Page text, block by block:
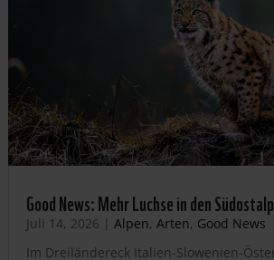
Good News: Mehr Luchse in den
Juli 14, 2026 | Alpen, Arten, Good News
Im Dreiländereck Italien-Slowenien-